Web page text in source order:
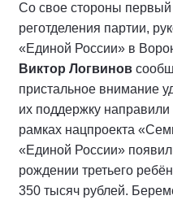
Со свое стороны первый
реготделения партии,
«Единой России» в
Виктор Логвинов
пристальное внимание
их поддержку
рамках нацпроекта
«Единой России»
рождении третьего
350 тысяч рублей.